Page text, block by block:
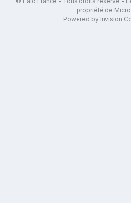
propriété de
Powered by Invision